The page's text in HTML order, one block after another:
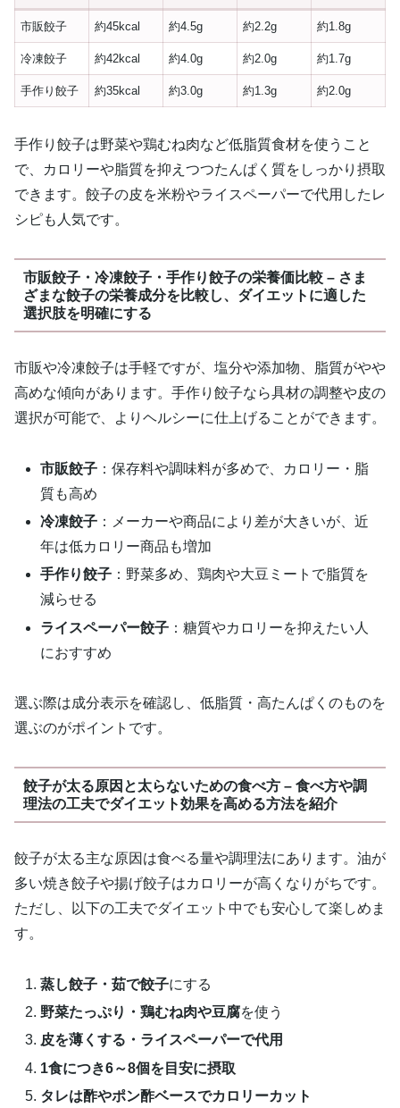
市販餃子 約45kcal 約4.5g 約2.2g 約1.8g
冷凍餃子 約42kcal 約4.0g 約2.0g 約1.7g
手作り餃子 約35kcal 約3.0g 約1.3g 約2.0g
手作り餃子は野菜や鶏むね肉など低脂質食材を使うこと
で、カロリーや脂質を抑えつつたんぱく質をしっかり摂取
できます。餃子の皮を米粉やライスペーパーで代用したレ
シピも人気です。
市販餃子・冷凍餃子・手作り餃子の栄養価比較 – さま
ざまな餃子の栄養成分を比較し、ダイエットに適した
選択肢を明確にする
市販や冷凍餃子は手軽ですが、塩分や添加物、脂質がやや
高めな傾向があります。手作り餃子なら具材の調整や皮の
選択が可能で、よりヘルシーに仕上げることができます。
市販餃子 ：保存料や調味料が多めで、カロリー・脂
質も高め
冷凍餃子 ：メーカーや商品により差が大きいが、近
年は低カロリー商品も増加
手作り餃子 ：野菜多め、鶏肉や大豆ミートで脂質を
減らせる
ライスペーパー餃子 ：糖質やカロリーを抑えたい人
におすすめ
選ぶ際は成分表示を確認し、低脂質・高たんぱくのものを
選ぶのがポイントです。
餃子が太る原因と太らないための食べ方 – 食べ方や調
理法の工夫でダイエット効果を高める方法を紹介
餃子が太る主な原因は食べる量や調理法にあります。油が
多い焼き餃子や揚げ餃子はカロリーが高くなりがちです。
ただし、以下の工夫でダイエット中でも安心して楽しめま
す。
蒸し餃子・茹で餃子にする
野菜たっぷり・鶏むね肉や豆腐を使う
皮を薄くする・ライスペーパーで代用
1食につき6～8個を目安に摂取
タレは酢やポン酢ベースでカロリーカット